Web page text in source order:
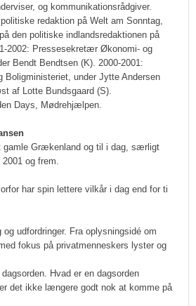
og kommunikationsrådgiver.
redaktion på Welt am Sonntag,
den politiske indlandsredaktionen på
2002: Pressesekretær Økonomi- og
Bendt Bendtsen (K). 2000-2001:
under Jytte Andersen
af Lotte Bundsgaard (S).
Days, Mødrehjælpen.
gamle Grækenland og til i dag, særligt
og frem.
har spin lettere vilkår i dag end for ti
og udfordringer. Fra oplysningsidé om
fokus på privatmenneskers lyster og
Hvad er en dagsorden
det ikke længere godt nok at komme på